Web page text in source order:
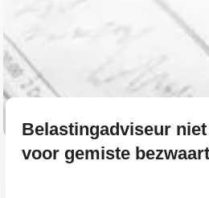
Belastingadviseur
voor gemiste